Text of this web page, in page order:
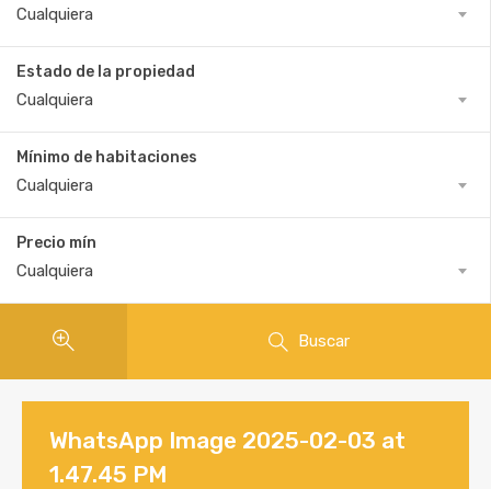
Cualquiera
Estado de la propiedad
Cualquiera
Mínimo de habitaciones
Cualquiera
Precio mín
Cualquiera
Buscar
WhatsApp Image 2025-02-03 at
1.47.45 PM